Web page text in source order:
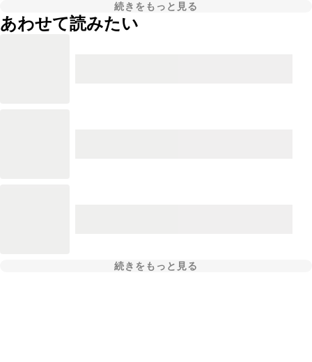
続きをもっと見る
あわせて読みたい
続きをもっと見る